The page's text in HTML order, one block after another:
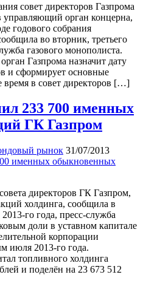
совет директоров Газпрома
управляющий орган концерна,
годового собрания
во вторник, третьего
газового монополиста.
Газпрома назначит дату
и сформирует основные
в совет директоров […]
233 700 именных
ГК Газпром
рынок 31/07/2013
директоров ГК Газпром,
холдинга, сообщила в
го года, пресс-служба
доли в уставном капитале
корпорации
июля 2013-го года.
топливного холдинга
и поделён на 23 673 512